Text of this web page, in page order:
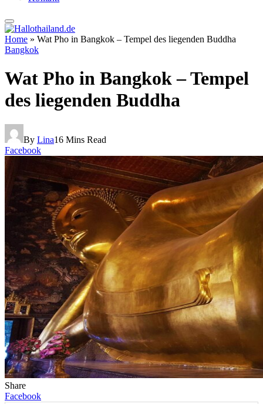
Home » Wat Pho in Bangkok – Tempel des liegenden Buddha
Bangkok
Wat Pho in Bangkok – Tempel
des liegenden Buddha
By Lina16 Mins Read
Facebook
Share
Facebook